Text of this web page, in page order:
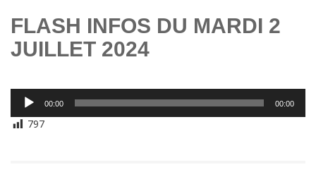
FLASH INFOS DU MARDI 2
JUILLET 2024
Lecteur
audio
00:00 00:00
797